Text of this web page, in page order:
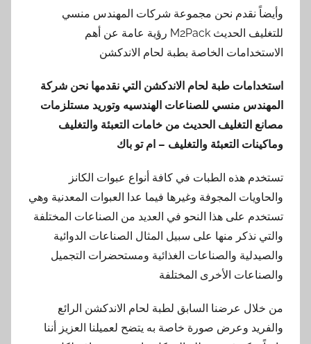
وأيضاً نقدم نحن مجموعة شركات المهندس منسي
للتغليف الحديث M2Pack رؤية عامة عن أهم
الاستخدامات الخاصة بطبة لحام الاندكشن
استخدامات طبة لحام الاندكشن التي نقدمها نحن شركة
المهندس منسي للصناعات الهندسيه وتوريد مستلزمات
مصانع التغليف الحديث من خامات التعبئة والتغليف
وماكينات التعبئة والتغليف – ام تو باك
تستخدم هذه الطبات في كافة أنواع عبوات الكانز
والحاويات المجوفة وغيرها فيما عدا العبوات المعدنية وهي
تستخدم على هذا النحو في العديد من الصناعات المختلفة
والتي نذكر منها على سبيل المثال الصناعات الدوائية
والصيدلية والصناعات الغذائية ومستحضرات التجميل
والصناعات الأخرى المختلفة
من خلال عرضنا السابق لطبة لحام الاندكشن الرائع
والفريد وعرض صورة خاصة به يتضح لعميلنا العزيز أننا